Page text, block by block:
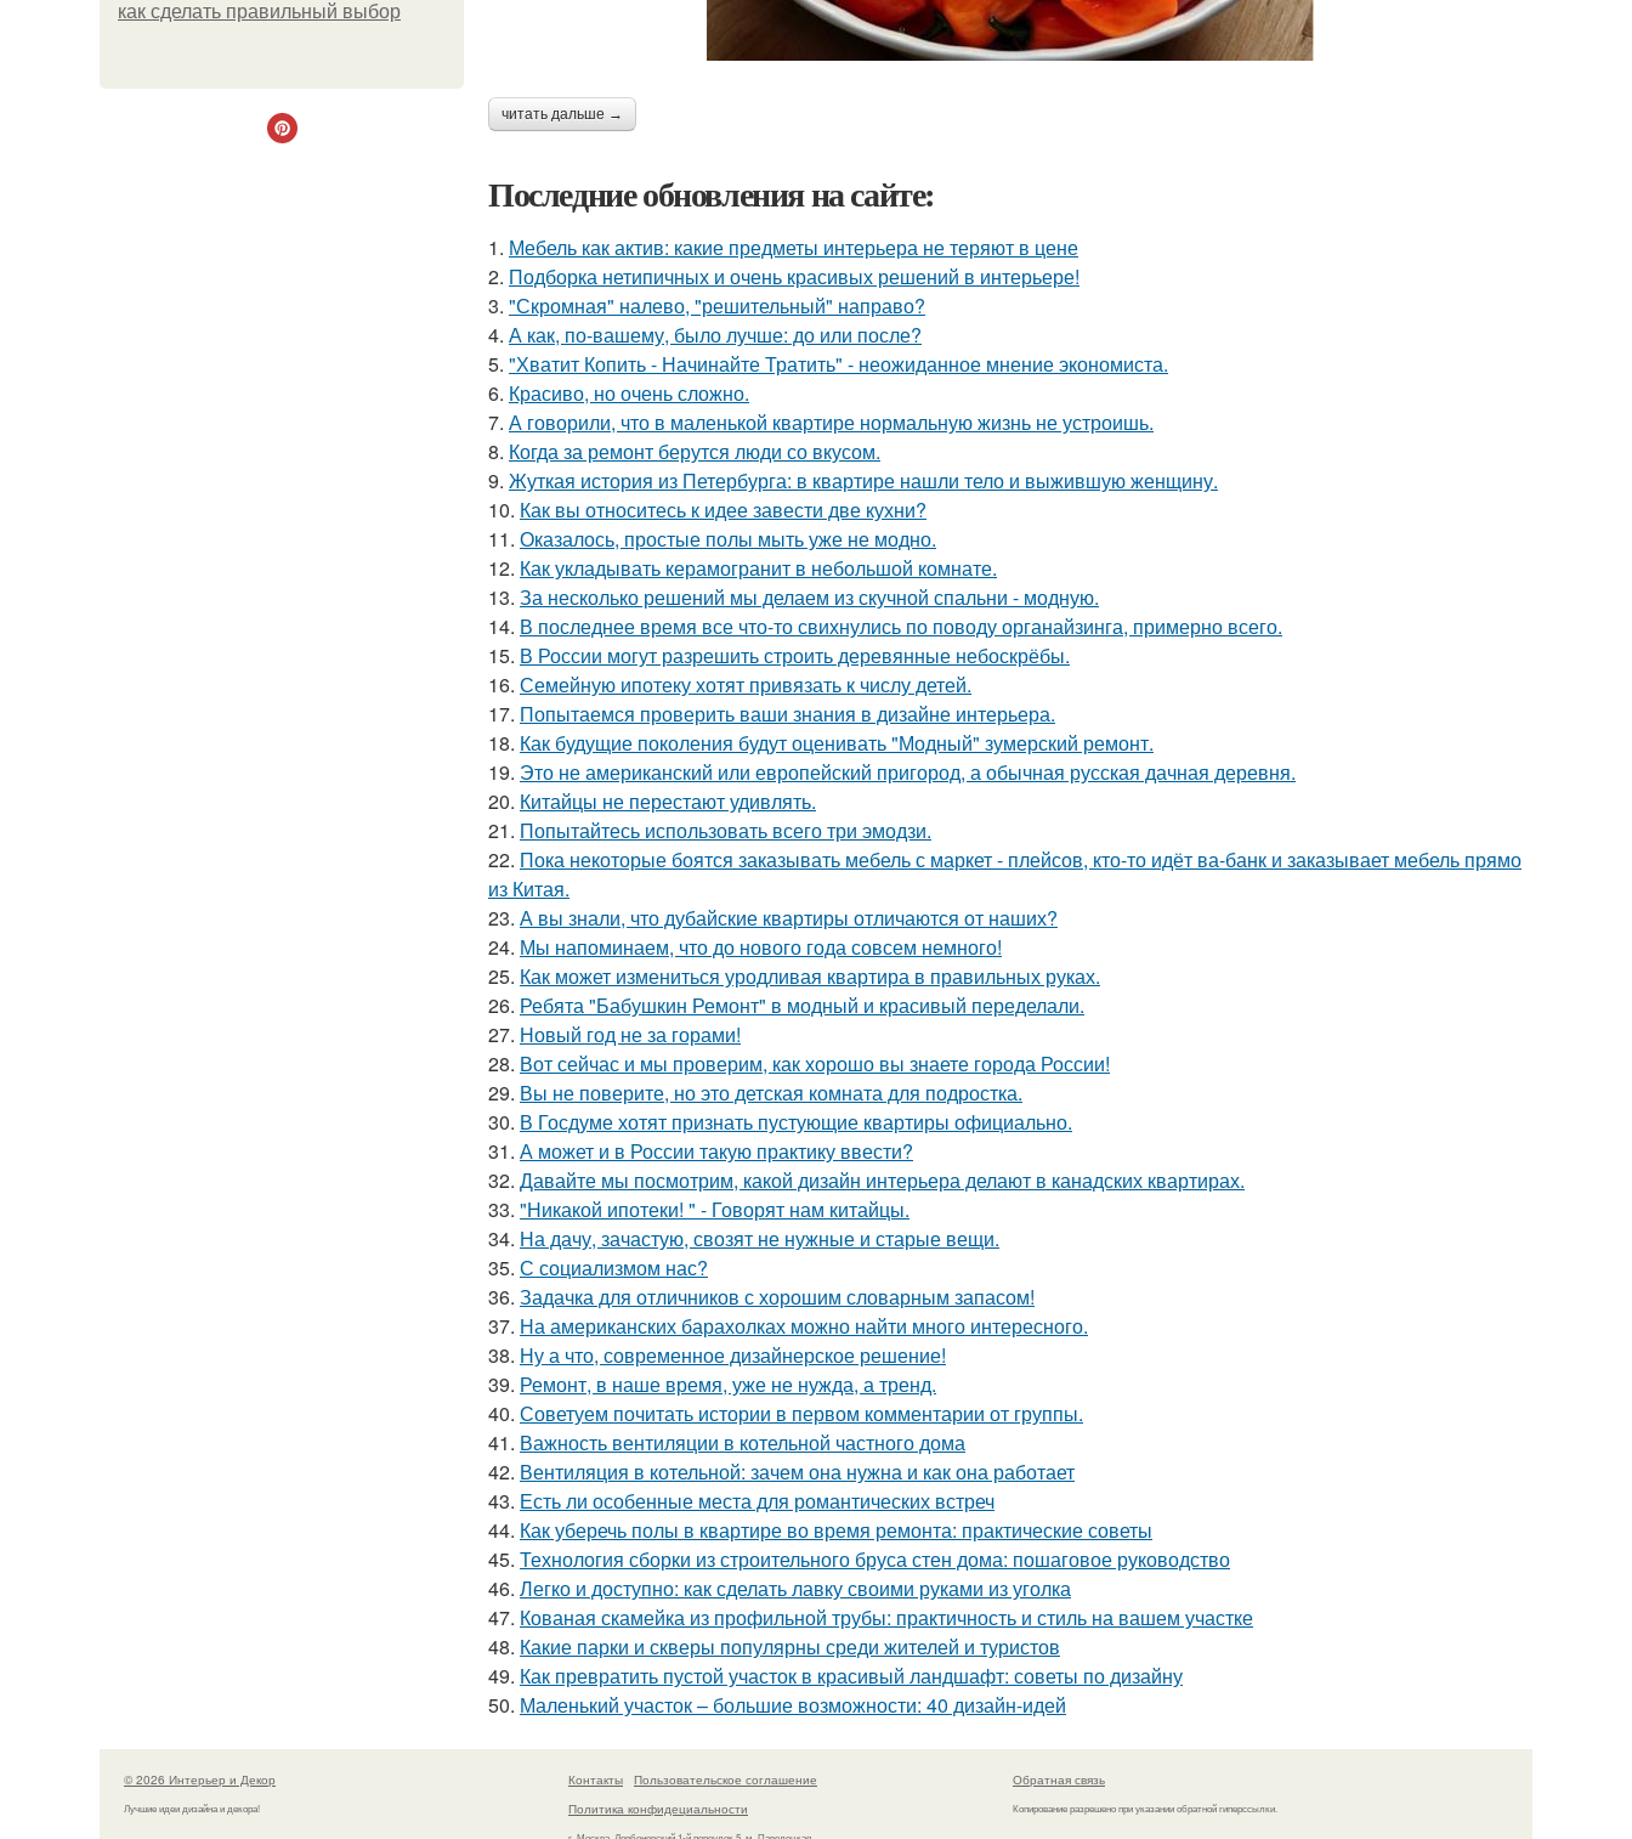
как сделать правильный выбор
читать дальше →
Последние обновления на сайте:
1. Мебель как актив: какие предметы интерьера не теряют в цене
2. Подборка нетипичных и очень красивых решений в интерьере!
3. "Скромная" налево, "решительный" направо?
4. А как, по-вашему, было лучше: до или после?
5. "Хватит Копить - Начинайте Тратить" - неожиданное мнение экономиста.
6. Красиво, но очень сложно.
7. А говорили, что в маленькой квартире нормальную жизнь не устроишь.
8. Когда за ремонт берутся люди со вкусом.
9. Жуткая история из Петербурга: в квартире нашли тело и выжившую женщину.
10. Как вы относитесь к идее завести две кухни?
11. Оказалось, простые полы мыть уже не модно.
12. Как укладывать керамогранит в небольшой комнате.
13. За несколько решений мы делаем из скучной спальни - модную.
14. В последнее время все что-то свихнулись по поводу органайзинга, примерно всего.
15. В России могут разрешить строить деревянные небоскрёбы.
16. Семейную ипотеку хотят привязать к числу детей.
17. Попытаемся проверить ваши знания в дизайне интерьера.
18. Как будущие поколения будут оценивать "Модный" зумерский ремонт.
19. Это не американский или европейский пригород, а обычная русская дачная деревня.
20. Китайцы не перестают удивлять.
21. Попытайтесь использовать всего три эмодзи.
22. Пока некоторые боятся заказывать мебель с маркет - плейсов, кто-то идёт ва-банк и заказывает мебель прямо
из Китая.
23. А вы знали, что дубайские квартиры отличаются от наших?
24. Мы напоминаем, что до нового года совсем немного!
25. Как может измениться уродливая квартира в правильных руках.
26. Ребята "Бабушкин Ремонт" в модный и красивый переделали.
27. Новый год не за горами!
28. Вот сейчас и мы проверим, как хорошо вы знаете города России!
29. Вы не поверите, но это детская комната для подростка.
30. В Госдуме хотят признать пустующие квартиры официально.
31. А может и в России такую практику ввести?
32. Давайте мы посмотрим, какой дизайн интерьера делают в канадских квартирах.
33. "Никакой ипотеки! " - Говорят нам китайцы.
34. На дачу, зачастую, свозят не нужные и старые вещи.
35. С социализмом нас?
36. Задачка для отличников с хорошим словарным запасом!
37. На американских барахолках можно найти много интересного.
38. Ну а что, современное дизайнерское решение!
39. Ремонт, в наше время, уже не нужда, а тренд.
40. Советуем почитать истории в первом комментарии от группы.
41. Важность вентиляции в котельной частного дома
42. Вентиляция в котельной: зачем она нужна и как она работает
43. Есть ли особенные места для романтических встреч
44. Как уберечь полы в квартире во время ремонта: практические советы
45. Технология сборки из строительного бруса стен дома: пошаговое руководство
46. Легко и доступно: как сделать лавку своими руками из уголка
47. Кованая скамейка из профильной трубы: практичность и стиль на вашем участке
48. Какие парки и скверы популярны среди жителей и туристов
49. Как превратить пустой участок в красивый ландшафт: советы по дизайну
50. Маленький участок – большие возможности: 40 дизайн-идей
© 2026 Интерьер и Декор
Лучшие идеи дизайна и декора!
Контакты
Пользовательское соглашение
Политика конфидециальности
Обратная связь
Копирование разрешено при указании обратной гиперссылки.